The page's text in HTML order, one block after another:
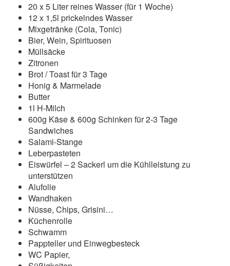
20 x 5 Liter reines Wasser (für 1 Woche)
12 x 1,5l prickelndes Wasser
Mixgetränke (Cola, Tonic)
Bier, Wein, Spirituosen
Müllsäcke
Zitronen
Brot / Toast für 3 Tage
Honig & Marmelade
Butter
1l H-Milch
600g Käse & 600g Schinken für 2-3 Tage
Sandwiches
Salami-Stange
Leberpasteten
Eiswürfel – 2 Sackerl um die Kühlleistung zu
unterstützen
Alufolie
Wandhaken
Nüsse, Chips, Grisini…
Küchenrolle
Schwamm
Pappteller und Einwegbesteck
WC Papier,